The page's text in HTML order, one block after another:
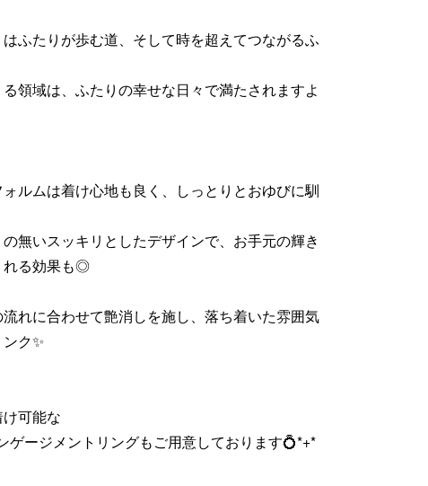
ふたりが歩む道、そして時を超えてつながるふ
領域は、ふたりの幸せな日々で満たされますよ
ルムは着け心地も良く、しっとりとおゆびに馴
無いスッキリとしたデザインで、お手元の輝き
れる効果も◎
れに合わせて艶消しを施し、落ち着いた雰囲気
ク✨
可能な
ゲージメントリングもご用意しております💍*+*